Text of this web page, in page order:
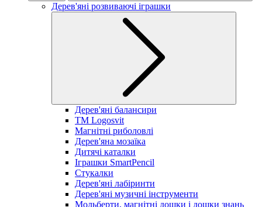
Дерев'яні розвиваючі іграшки
Дерев'яні балансири
TM Logosvit
Магнітні риболовлі
Дерев'яна мозаїка
Дитячі каталки
Іграшки SmartPencil
Стукалки
Дерев'яні лабіринти
Дерев'яні музичні інструменти
Мольберти, магнітні дошки і дошки знань